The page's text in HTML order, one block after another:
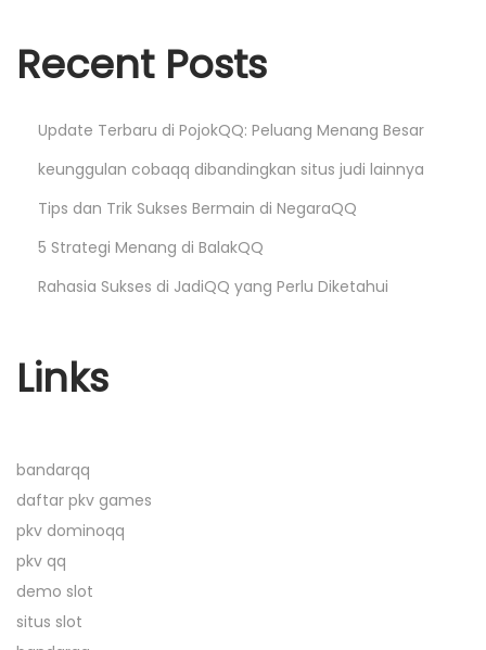
c
a
e
n
g
k
a
n
P
Recent Posts
Update Terbaru di PojokQQ: Peluang Menang Besar
keunggulan cobaqq dibandingkan situs judi lainnya
Tips dan Trik Sukses Bermain di NegaraQQ
5 Strategi Menang di BalakQQ
Rahasia Sukses di JadiQQ yang Perlu Diketahui
Links
bandarqq
daftar pkv games
pkv dominoqq
pkv qq
demo slot
situs slot